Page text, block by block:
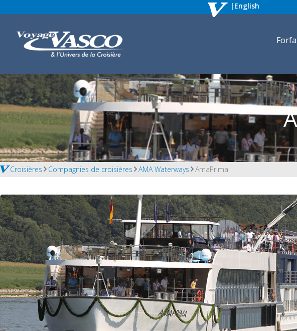
| English
Croisières Compagnies de croisières AMA Waterways AmaPrima